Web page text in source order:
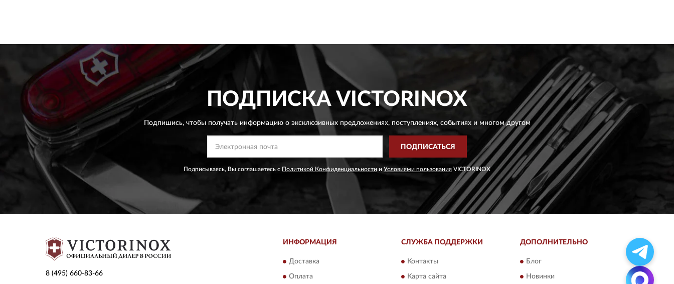
ПОДПИСКАVICTORINOX
Подпишись, чтобы получать информацию о эксклюзивных предложениях,поступлениях, событиях и многом другом
ПОДПИСАТЬСЯ
Подписываясь, Вы соглашаетесь с Политикой Конфиденциальности и Условиями пользования VICTORINOX
8 (495) 660-83-66
ИНФОРМАЦИЯ
Доставка
Оплата
СЛУЖБА ПОДДЕРЖКИ
Контакты
Карта сайта
ДОПОЛНИТЕЛЬНО
Блог
Новинки